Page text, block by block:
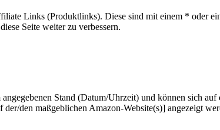
Links (Produktlinks). Diese sind mit einem * oder
Seite weiter zu verbessern.
Stand (Datum/Uhrzeit) und können sich
den maßgeblichen Amazon-Website(s)] angezeigt